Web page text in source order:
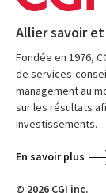
Allier savoir
Fondée en 1976,
de services-
management au
sur les résultats
investissements.
En savoir plus
© 2026 CGI inc.